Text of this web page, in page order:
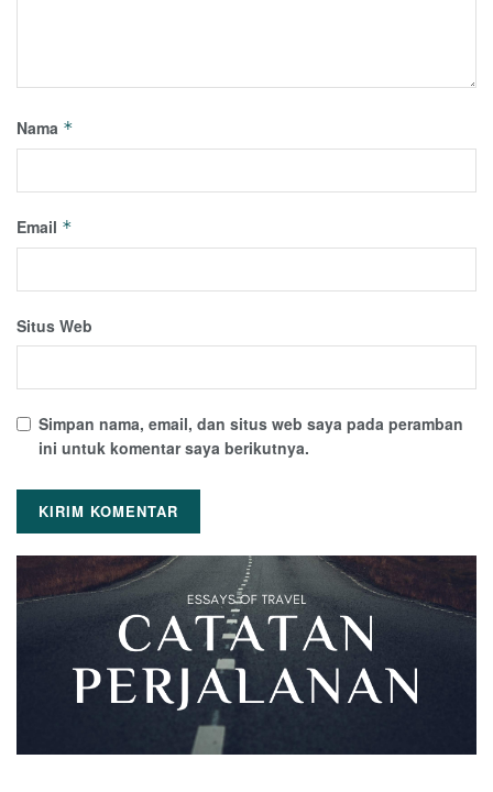
Nama *
Email *
Situs Web
Simpan nama, email, dan situs web saya pada peramban
ini untuk komentar saya berikutnya.